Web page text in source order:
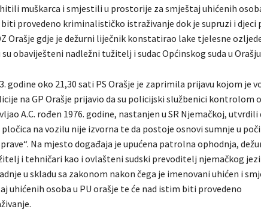
muškarca i smjestili u prostorije za smještaj uhićenih
provedeno kriminalističko istraživanje dok je supruzi i djeci
Orašje gdje je dežurni liječnik konstatirao lake tjelesne
obaviješteni nadležni tužitelj i sudac Općinskog suda u
godine oko 21,30 sati PS Orašje je zaprimila prijavu kojom je
na GP Orašje prijavio da su policijski službenici kontrolom
A.C. rođen 1976. godine, nastanjen u SR Njemačkoj, utvrdili
na vozilu nije izvorna te da postoje osnovi sumnje u
Na mjesto događaja je upućena patrolna ophodnja,
i tehničari kao i ovlašteni sudski prevoditelj njemačkog
u skladu sa zakonom nakon čega je imenovani uhićen i
uhićenih osoba u PU orašje te će nad istim biti provedeno